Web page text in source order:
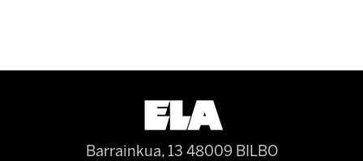
Barrainkua, 13 48009 BILBO